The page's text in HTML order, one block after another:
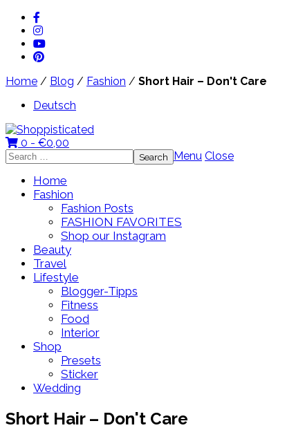
Home / Blog / Fashion / Short Hair – Don't Care
Deutsch
0 - €0,00
Search
for:
Menu Close
Home
Fashion
Fashion Posts
FASHION FAVORITES
Shop our Instagram
Beauty
Travel
Lifestyle
Blogger-Tipps
Fitness
Food
Interior
Shop
Presets
Sticker
Wedding
Short Hair – Don't Care